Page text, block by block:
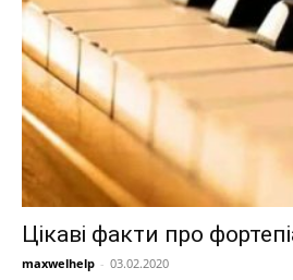
Цікаві факти про
maxwelhelp - 03.02.2020